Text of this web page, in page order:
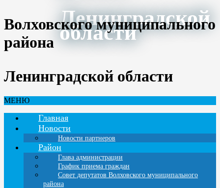
Ленинградской
области
Волховского муниципального
района
Ленинградской области
МЕНЮ
Главная
Новости
Новости партнеров
Район
Глава администрации
График приема граждан
Совет депутатов Волховского муниципального
района